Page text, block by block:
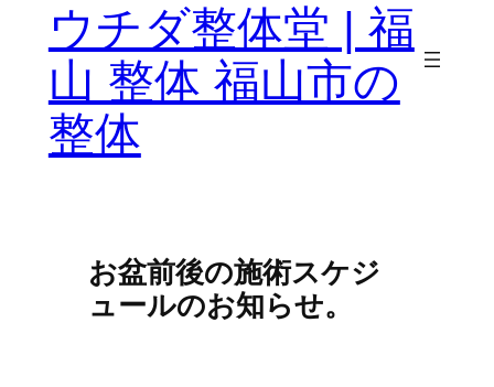
ウチダ整体堂 | 福
山 整体 福山市の
整体
お盆前後の施術スケジ
ュールのお知らせ。